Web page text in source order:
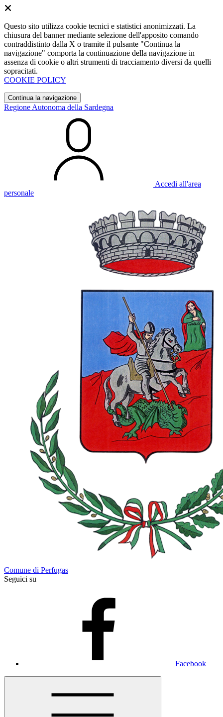
Questo sito utilizza cookie tecnici e statistici anonimizzati. La
chiusura del banner mediante selezione dell'apposito comando
contraddistinto dalla X o tramite il pulsante "Continua la
navigazione" comporta la continuazione della navigazione in
assenza di cookie o altri strumenti di tracciamento diversi da quelli
sopracitati.
COOKIE POLICY
Continua la navigazione
Regione Autonoma della Sardegna
Accedi all'area
personale
Comune di Perfugas
Seguici su
Facebook